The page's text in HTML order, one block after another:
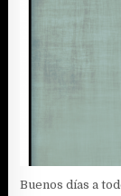
Buenos días a